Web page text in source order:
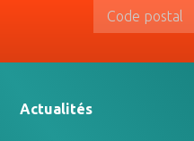
Actualités